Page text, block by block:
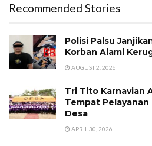
Recommended Stories
Polisi Palsu
Korban Alami
AUGUST 2, 2026
Tri Tito Karnavian
Tempat
Desa
APRIL 30, 2026